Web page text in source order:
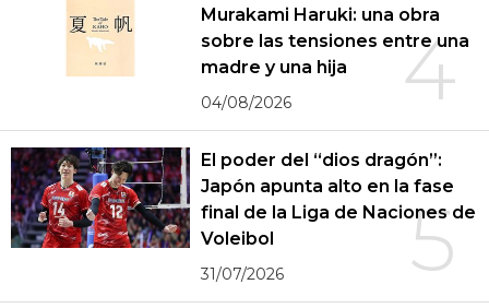
4
Murakami Haruki: una obra
sobre las tensiones entre una
madre y una hija
04/08/2026
5
El poder del “dios dragón”:
Japón apunta alto en la fase
final de la Liga de Naciones de
Voleibol
31/07/2026